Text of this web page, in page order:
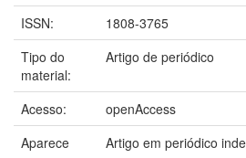
ISSN:
1808-3765
Tipo do
material:
Artigo de periódico
Acesso:
openAccess
Aparece
Artigo em periódico